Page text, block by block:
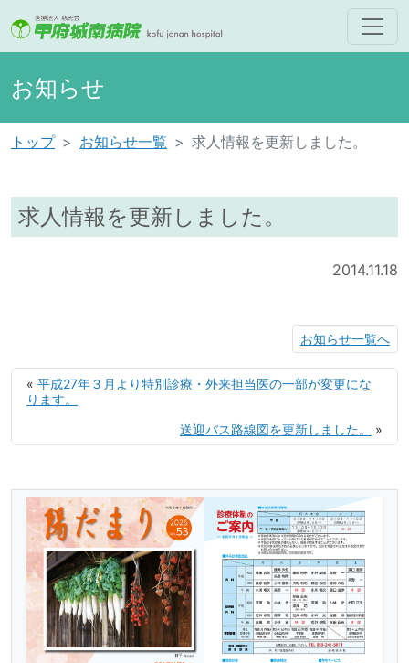
お知らせ
トップ お知らせ一覧 求人情報を更新しました。
求人情報を更新しました。
2014.11.18
お知らせ一覧へ
« 平成27年３月より特別診療・外来担当医の一部が変更にな
ります。
送迎バス路線図を更新しました。
»